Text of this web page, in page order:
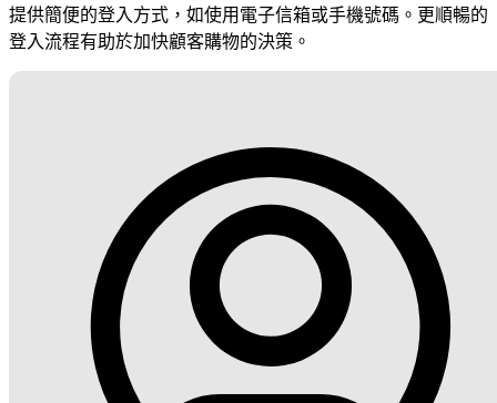
提供簡便的登入方式，如使用電子信箱或手機號碼。更順暢的
登入流程有助於加快顧客購物的決策。